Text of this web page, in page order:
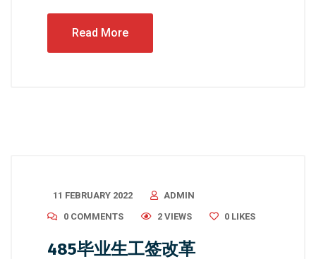
Read More
11 FEBRUARY 2022
ADMIN
0 COMMENTS
2 VIEWS 0 LIKES
485毕业生工签改革